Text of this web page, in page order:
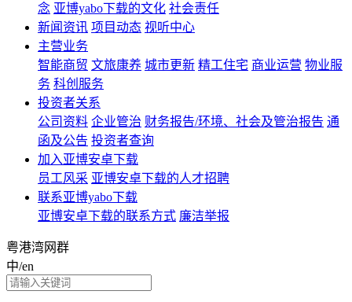
念 亚博yabo下载的文化 社会责任
新闻资讯 项目动态 视听中心
主营业务
智能商贸 文旅康养 城市更新 精工住宅 商业运营 物业服
务 科创服务
投资者关系
公司资料 企业管治 财务报告/环境、社会及管治报告 通
函及公告 投资者查询
加入亚博安卓下载
员工风采 亚博安卓下载的人才招聘
联系亚博yabo下载
亚博安卓下载的联系方式 廉洁举报
粤港湾网群
中/en